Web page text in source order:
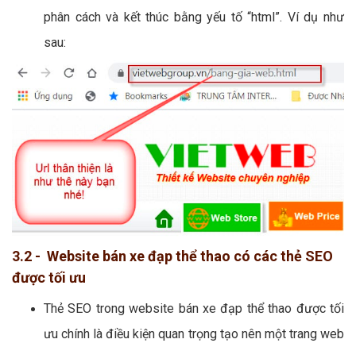
phân cách và kết thúc bằng yếu tố “html”. Ví dụ như
sau:
3.2 - Website bán xe đạp thể thao có các thẻ SEO
được tối ưu
Thẻ SEO trong website bán xe đạp thể thao được tối
ưu chính là điều kiện quan trọng tạo nên một trang web